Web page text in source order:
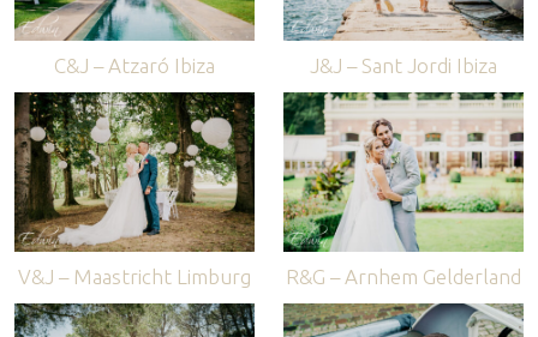
C&J – Atzaró Ibiza J&J – Sant Jordi Ibiza
V&J – Maastricht Limburg R&G – Arnhem Gelderland